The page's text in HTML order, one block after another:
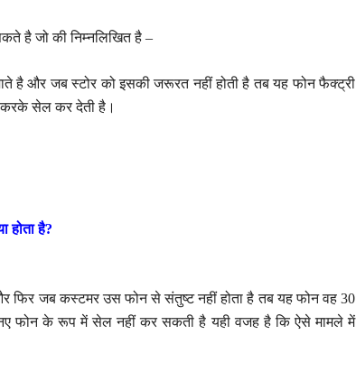
है जो की निम्नलिखित है –
है और जब स्टोर को इसकी जरूरत नहीं होती है तब यह फोन फैक्ट्री
करके सेल कर देती है।
होता है?
फिर जब कस्टमर उस फोन से संतुष्ट नहीं होता है तब यह फोन वह 30
फोन के रूप में सेल नहीं कर सकती है यही वजह है कि ऐसे मामले में